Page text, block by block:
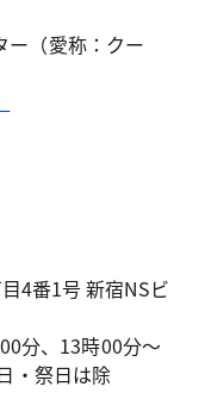
ー（愛称：クー
4番1号 新宿NSビ
分、13時00分～
・祭日は除